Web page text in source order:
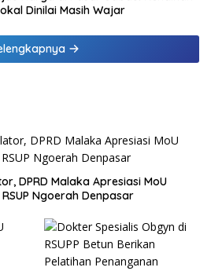
Dinilai Masih Wajar
DPRD Malaka Apresiasi MoU
Ngoerah Denpasar